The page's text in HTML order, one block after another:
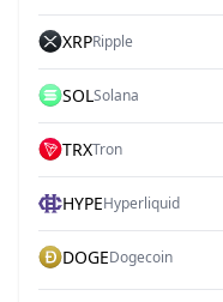
XRPRipple
SOLSolana
TRXTron
HYPEHyperliquid
DOGEDogecoin